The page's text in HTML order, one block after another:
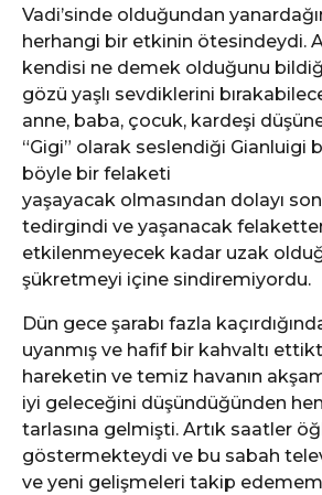
Vadi’sinde olduğundan
herhangi bir etkinin ötesindeydi.
kendisi ne demek olduğunu
gözü yaşlı sevdiklerini
anne, baba, çocuk, kardeşi
“Gigi” olarak seslendiği Gianluigi
böyle bir felaketi
yaşayacak olmasından dolayı
tedirgindi ve yaşanacak
etkilenmeyecek kadar uzak
şükretmeyi içine sindiremiyordu.
Dün gece şarabı fazla
uyanmış ve hafif bir kahvaltı
hareketin ve temiz havanın
iyi geleceğini düşündüğünden
tarlasına gelmişti. Artık saatler
göstermekteydi ve bu sabah
ve yeni gelişmeleri takip